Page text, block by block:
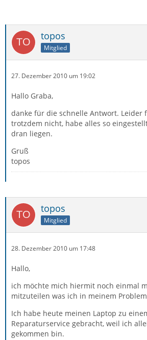
topos
Mitglied
27. Dezember 2010 um 19:02
Hallo Graba,
danke für die schnelle Antwort. Leider
trotzdem nicht, habe alles so
dran liegen.
Gruß
topos
topos
Mitglied
28. Dezember 2010 um 17:48
Hallo,
ich möchte mich hiermit noch einmal
mitzuteilen was ich in meinem
Ich habe heute meinen Laptop zu
Reparaturservice gebracht, weil ich
gekommen bin.